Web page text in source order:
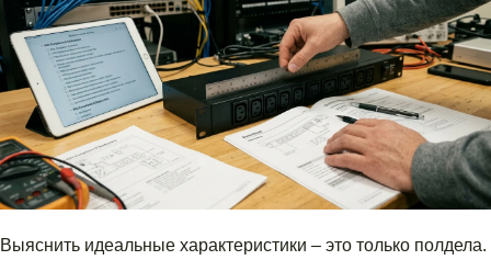
Выяснить идеальные характеристики – это только полдела.